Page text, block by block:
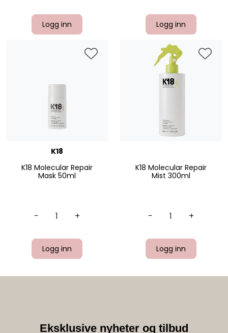
Logg inn Logg inn
K18
K18 Molecular Repair
Mask 50ml
- +
Logg inn
K18 Molecular Repair
Mist 300ml
- +
Logg inn
Eksklusive nyheter og tilbud